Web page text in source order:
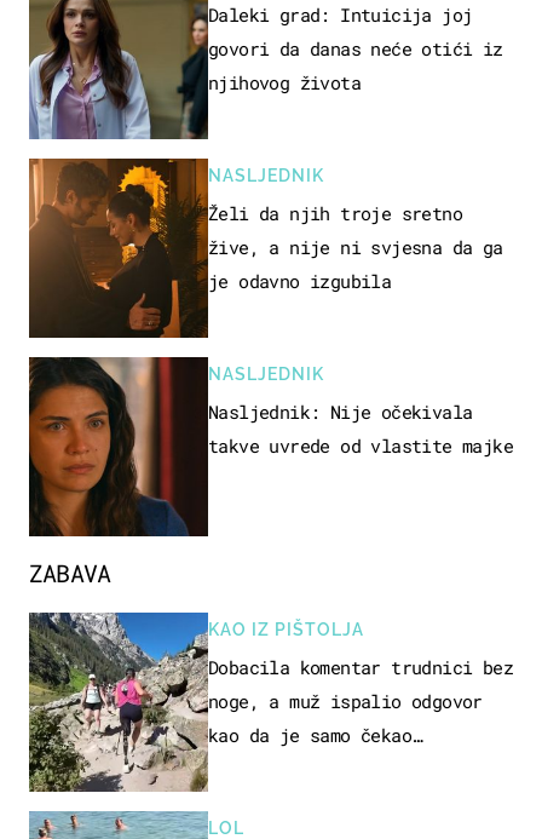
ZABAVA
KAO IZ PIŠTOLJA
Dobacila komentar trudnici bez
noge, a muž ispalio odgovor
kao da je samo čekao…
LOL
Daleki grad: Intuicija joj
govori da danas neće otići iz
njihovog života
NASLJEDNIK
Želi da njih troje sretno
žive, a nije ni svjesna da ga
je odavno izgubila
NASLJEDNIK
Nasljednik: Nije očekivala
takve uvrede od vlastite majke